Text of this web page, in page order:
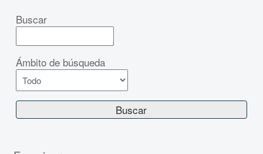
Buscar
Ámbito de búsqueda